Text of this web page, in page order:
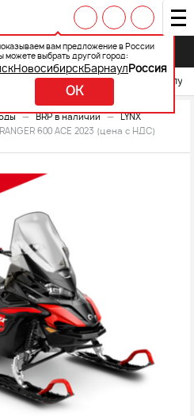
вам предложение в России
можете выбрать другой город:
НовосибирскБарнаул Россия
OK
Выберите свой мотоцикл и
BRP в наличии
LYNX
600 ACE 2023 (цена с НДС)